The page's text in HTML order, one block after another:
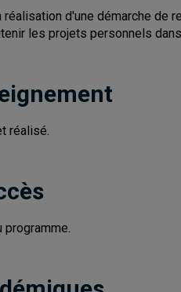
d'une démarche de
les projets personnels
réalisé.